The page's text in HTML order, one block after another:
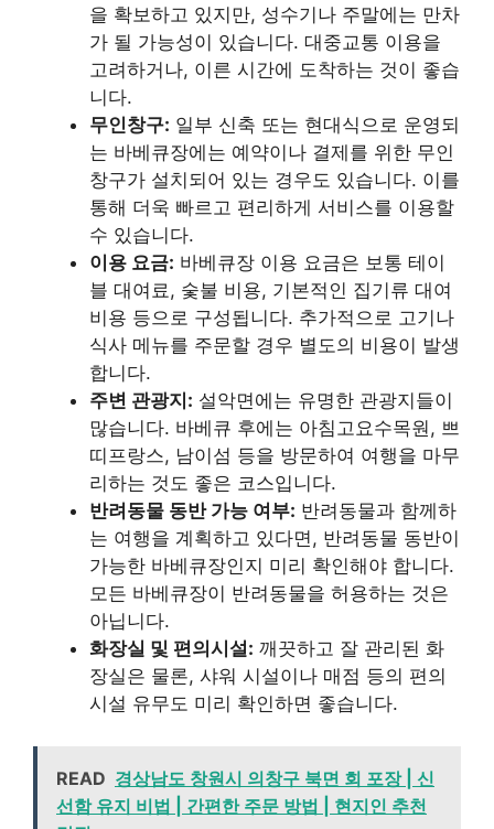
을 확보하고 있지만, 성수기나 주말에는 만차
가 될 가능성이 있습니다. 대중교통 이용을
고려하거나, 이른 시간에 도착하는 것이 좋습
니다.
무인창구: 일부 신축 또는 현대식으로 운영되
는 바베큐장에는 예약이나 결제를 위한 무인
창구가 설치되어 있는 경우도 있습니다. 이를
통해 더욱 빠르고 편리하게 서비스를 이용할
수 있습니다.
이용 요금: 바베큐장 이용 요금은 보통 테이
블 대여료, 숯불 비용, 기본적인 집기류 대여
비용 등으로 구성됩니다. 추가적으로 고기나
식사 메뉴를 주문할 경우 별도의 비용이 발생
합니다.
주변 관광지: 설악면에는 유명한 관광지들이
많습니다. 바베큐 후에는 아침고요수목원, 쁘
띠프랑스, 남이섬 등을 방문하여 여행을 마무
리하는 것도 좋은 코스입니다.
반려동물 동반 가능 여부: 반려동물과 함께하
는 여행을 계획하고 있다면, 반려동물 동반이
가능한 바베큐장인지 미리 확인해야 합니다.
모든 바베큐장이 반려동물을 허용하는 것은
아닙니다.
화장실 및 편의시설: 깨끗하고 잘 관리된 화
장실은 물론, 샤워 시설이나 매점 등의 편의
시설 유무도 미리 확인하면 좋습니다.
READ 경상남도 창원시 의창구 북면 회 포장 | 신
선함 유지 비법 | 간편한 주문 방법 | 현지인 추천